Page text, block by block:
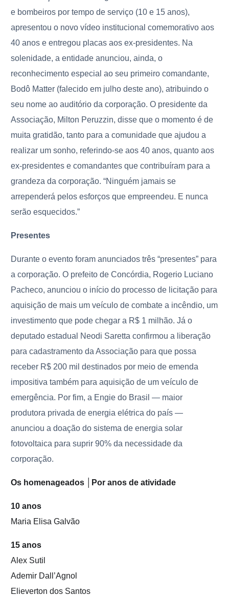
e bombeiros por tempo de serviço (10 e 15 anos),
apresentou o novo vídeo institucional comemorativo aos
40 anos e entregou placas aos ex-presidentes. Na
solenidade, a entidade anunciou, ainda, o
reconhecimento especial ao seu primeiro comandante,
Bodô Matter (falecido em julho deste ano), atribuindo o
seu nome ao auditório da corporação. O presidente da
Associação, Milton Peruzzin, disse que o momento é de
muita gratidão, tanto para a comunidade que ajudou a
realizar um sonho, referindo-se aos 40 anos, quanto aos
ex-presidentes e comandantes que contribuíram para a
grandeza da corporação. “Ninguém jamais se
arrependerá pelos esforços que empreendeu. E nunca
serão esquecidos.”
Presentes
Durante o evento foram anunciados três “presentes” para
a corporação. O prefeito de Concórdia, Rogerio Luciano
Pacheco, anunciou o início do processo de licitação para
aquisição de mais um veículo de combate a incêndio, um
investimento que pode chegar a R$ 1 milhão. Já o
deputado estadual Neodi Saretta confirmou a liberação
para cadastramento da Associação para que possa
receber R$ 200 mil destinados por meio de emenda
impositiva também para aquisição de um veículo de
emergência. Por fim, a Engie do Brasil — maior
produtora privada de energia elétrica do país —
anunciou a doação do sistema de energia solar
fotovoltaica para suprir 90% da necessidade da
corporação.
Os homenageados │Por anos de atividade
10 anos
Maria Elisa Galvão
15 anos
Alex Sutil
Ademir Dall’Agnol
Elieverton dos Santos